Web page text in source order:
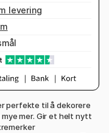
levering
perfekte til å dekorere
mer. Gir et helt nytt